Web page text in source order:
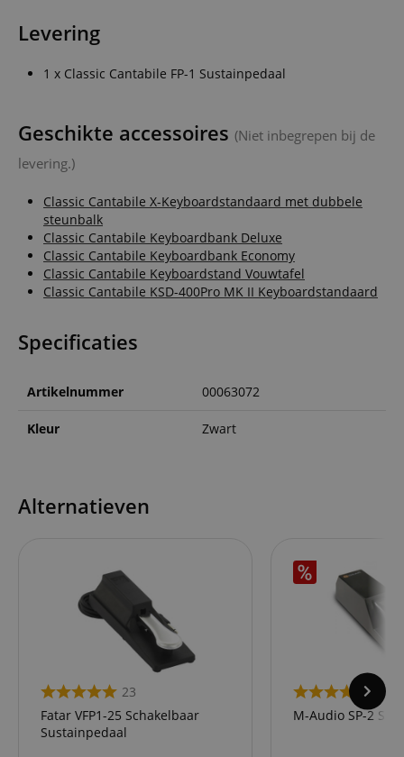
Levering
1 x Classic Cantabile FP-1 Sustainpedaal
Geschikte accessoires (Niet inbegrepen bij de
levering.)
Classic Cantabile X-Keyboardstandaard met dubbele
steunbalk
Classic Cantabile Keyboardbank Deluxe
Classic Cantabile Keyboardbank Economy
Classic Cantabile Keyboardstand Vouwtafel
Classic Cantabile KSD-400Pro MK II Keyboardstandaard
Specificaties
Artikelnummer 00063072
Kleur Zwart
Alternatieven
23
Fatar VFP1-25 Schakelbaar
Sustainpedaal
19
M-Audio SP-2